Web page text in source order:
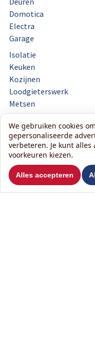
Domotica
Electra
Garage
Isolatie
Keuken
Kozijnen
Loodgieterswerk
Metsen
Onderhoud
Ramen
Renovatie
Reparatie
Sanitair
Schilderwerk
Schutting
We gebruiken cookies
gepersonaliseerde
verbeteren. Je kunt
voorkeuren kiezen.
Alles accepteren